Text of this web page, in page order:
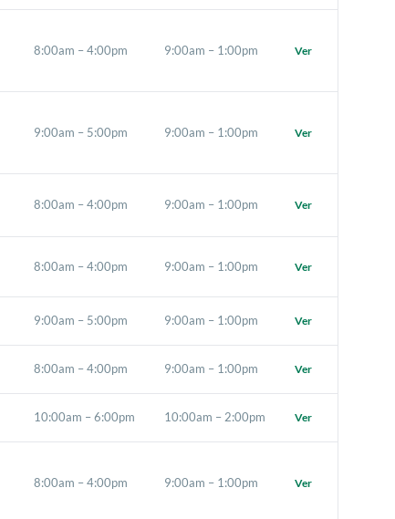
8:00am – 4:00pm 9:00am – 1:00pm Ver
9:00am – 5:00pm 9:00am – 1:00pm Ver
8:00am – 4:00pm 9:00am – 1:00pm Ver
8:00am – 4:00pm 9:00am – 1:00pm Ver
9:00am – 5:00pm 9:00am – 1:00pm Ver
8:00am – 4:00pm 9:00am – 1:00pm Ver
10:00am – 6:00pm 10:00am – 2:00pm Ver
8:00am – 4:00pm 9:00am – 1:00pm Ver